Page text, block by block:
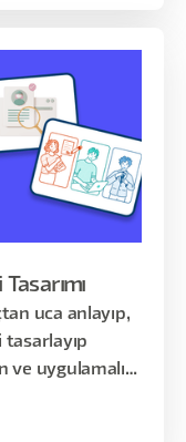
uca anlayıp,
tasarlayıp
ve uygulamalı